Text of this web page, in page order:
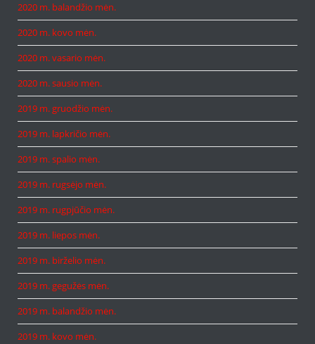
2020 m. balandžio mėn.
2020 m. kovo mėn.
2020 m. vasario mėn.
2020 m. sausio mėn.
2019 m. gruodžio mėn.
2019 m. lapkričio mėn.
2019 m. spalio mėn.
2019 m. rugsėjo mėn.
2019 m. rugpjūčio mėn.
2019 m. liepos mėn.
2019 m. birželio mėn.
2019 m. gegužės mėn.
2019 m. balandžio mėn.
2019 m. kovo mėn.